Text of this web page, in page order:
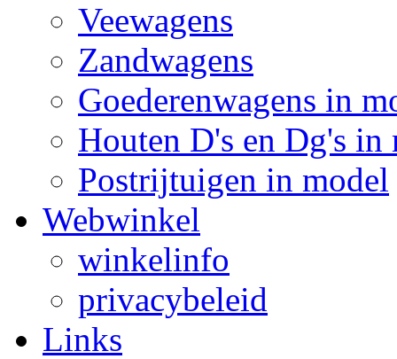
Veewagens
Zandwagens
Goederenwagens in
Houten D's en Dg's in
Postrijtuigen in model
Webwinkel
winkelinfo
privacybeleid
Links